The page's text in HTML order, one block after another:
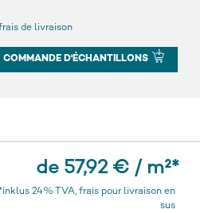
de livraison
COMMANDE D'ÉCHANTILLONS
de 57,92 € / m²*
24% TVA, frais pour livraison en
sus